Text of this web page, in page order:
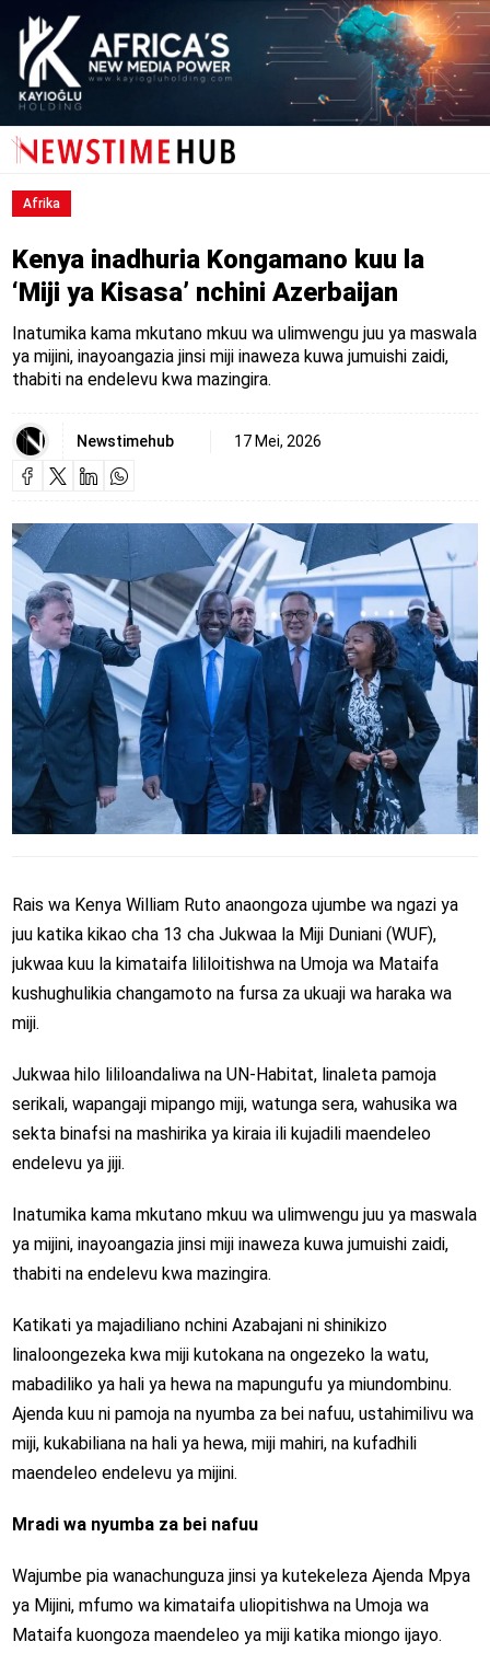
Afrika
Kenya inadhuria Kongamano kuu la
‘Miji ya Kisasa’ nchini Azerbaijan
Inatumika kama mkutano mkuu wa ulimwengu juu ya maswala
ya mijini, inayoangazia jinsi miji inaweza kuwa jumuishi zaidi,
thabiti na endelevu kwa mazingira.
Newstimehub 17 Mei, 2026
Rais wa Kenya William Ruto anaongoza ujumbe wa ngazi ya
juu katika kikao cha 13 cha Jukwaa la Miji Duniani (WUF),
jukwaa kuu la kimataifa lililoitishwa na Umoja wa Mataifa
kushughulikia changamoto na fursa za ukuaji wa haraka wa
miji.
Jukwaa hilo lililoandaliwa na UN-Habitat, linaleta pamoja
serikali, wapangaji mipango miji, watunga sera, wahusika wa
sekta binafsi na mashirika ya kiraia ili kujadili maendeleo
endelevu ya jiji.
Inatumika kama mkutano mkuu wa ulimwengu juu ya maswala
ya mijini, inayoangazia jinsi miji inaweza kuwa jumuishi zaidi,
thabiti na endelevu kwa mazingira.
Katikati ya majadiliano nchini Azabajani ni shinikizo
linaloongezeka kwa miji kutokana na ongezeko la watu,
mabadiliko ya hali ya hewa na mapungufu ya miundombinu.
Ajenda kuu ni pamoja na nyumba za bei nafuu, ustahimilivu wa
miji, kukabiliana na hali ya hewa, miji mahiri, na kufadhili
maendeleo endelevu ya mijini.
Mradi wa nyumba za bei nafuu
Wajumbe pia wanachunguza jinsi ya kutekeleza Ajenda Mpya
ya Mijini, mfumo wa kimataifa uliopitishwa na Umoja wa
Mataifa kuongoza maendeleo ya miji katika miongo ijayo.